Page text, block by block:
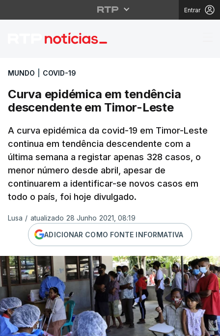
Entrar
Curva epidémica em
MUNDO COVID-19
Curva epidémica em tendência
descendente em Timor-Leste
A curva epidémica da covid-19 em Timor-Leste
continua em tendência descendente com a
última semana a registar apenas 328 casos, o
menor número desde abril, apesar de
continuarem a identificar-se novos casos em
todo o país, foi hoje divulgado.
Lusa / atualizado 28 Junho 2021, 08:19
ADICIONAR COMO FONTE INFORMATIVA